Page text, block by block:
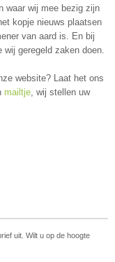
waar wij mee bezig zijn
kopje nieuws plaatsen
van aard is. En bij
geregeld zaken doen.
website? Laat het ons
mailtje , wij stellen uw
uit. Wilt u op de hoogte